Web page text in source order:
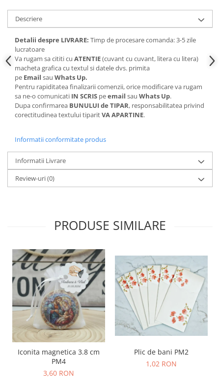
Descriere
Detalii despre LIVRARE: Timp de procesare comanda: 3-5 zile
lucratoare
Va rugam sa cititi cu ATENTIE(cuvant cu cuvant, litera cu litera)
macheta grafica cu textul si datele dvs. primita
pe Email sau Whats Up.
Pentru rapiditatea finalizarii comenzii, orice modificare va rugam
sa ne-o comunicati IN SCRIS peemail sau Whats Up.
Dupa confirmarea BUNULUI de TIPAR, responsabilitatea privind
corectitudinea textului tiparitVA APARTINE.
Informatii conformitate produs
Informatii Livrare
Review-uri(0)
PRODUSE SIMILARE
Iconita magnetica 3.8 cm
PM4
3,60 RON
Plic de bani PM2
1,02 RON